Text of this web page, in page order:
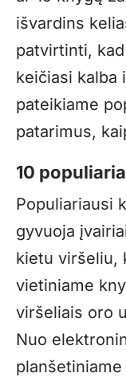
išvardins
patvirtinti,
keičiasi kalba
pateikiame
patarimus,
10
Populiariausi
gyvuoja
kietu viršeliu,
vietiniame
viršeliais oro
Nuo